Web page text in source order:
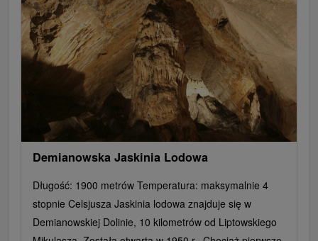
Demianowska Jaskinia Lodowa
Długość: 1900 metrów Temperatura: maksymalnie 4
stopnie Celsjusza Jaskinia lodowa znajduje się w
Demianowskiej Dolinie, 10 kilometrów od Liptowskiego